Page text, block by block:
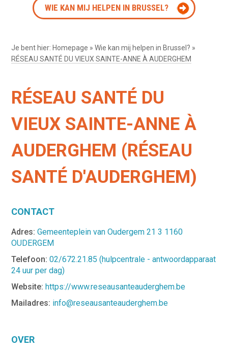
WIE KAN MIJ HELPEN IN BRUSSEL?
Je bent hier: Homepage »Wie kan mij helpen in Brussel? »
RÉSEAU SANTÉ DU VIEUX SAINTE-ANNE À AUDERGHEM
RÉSEAU SANTÉ DU
VIEUX SAINTE-ANNE À
AUDERGHEM (RÉSEAU
SANTÉ D'AUDERGHEM)
CONTACT
Adres: Gemeenteplein van Oudergem 21 3 1160
OUDERGEM
Telefoon: 02/672.21.85 (hulpcentrale - antwoordapparaat
24 uur per dag)
Website:https://www.reseausanteauderghem.be
Mailadres: info@reseausanteauderghem.be
OVER